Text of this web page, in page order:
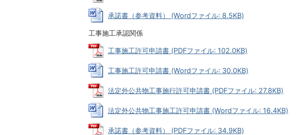
承諾書（参考資料） (Wordファイル: 8.5KB)
工事施工承認関係
工事施工許可申請書 (PDFファイル: 102.0KB)
工事施工許可申請書 (Wordファイル: 30.0KB)
法定外公共物工事施行許可申請書 (PDFファイル: 27.8KB)
法定外公共物工事施工許可申請書 (Wordファイル: 16.4KB)
承諾書（参考資料） (PDFファイル: 34.9KB)